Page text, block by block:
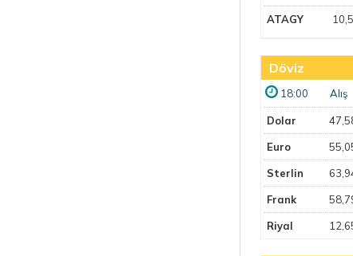
ATAGY
Döviz
18:00 Alış
Dolar
Euro
Sterlin
Frank
Riyal